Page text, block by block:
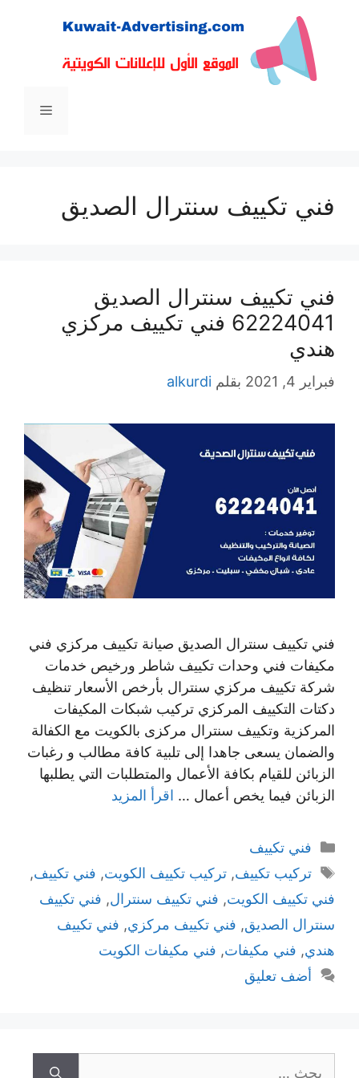
المحتوى
القائمة
فني تكييف سنترال الصديق
فني تكييف سنترال الصديق
62224041 فني تكييف مركزي
هندي
فبراير 4, 2021 بقلم alkurdi
فني تكييف سنترال الصديق صيانة تكييف مركزي فني
مكيفات فني وحدات تكييف شاطر ورخيص خدمات
شركة تكييف مركزي سنترال بأرخص الأسعار تنظيف
دكتات التكييف المركزي تركيب شبكات المكيفات
المركزية وتكييف سنترال مركزى بالكويت مع الكفالة
والضمان يسعى جاهدا إلى تلبية كافة مطالب و رغبات
الزبائن للقيام بكافة الأعمال والمتطلبات التي يطلبها
الزبائن فيما يخص أعمال … اقرأ المزيد
التصنيفات
فني تكييف
الوسوم
تركيب تكييف, تركيب تكييف الكويت, فني تكييف,
فني تكييف الكويت, فني تكييف سنترال, فني تكييف
سنترال الصديق, فني تكييف مركزي, فني تكييف
هندي, فني مكيفات, فني مكيفات الكويت
أضف تعليق